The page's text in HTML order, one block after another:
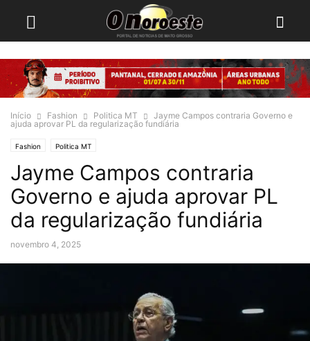
Início Fashion Politica MT
Jayme Campos contraria Governo e
ajuda aprovar PL da regularização fundiária
Fashion Politica MT
Jayme Campos contraria
Governo e ajuda aprovar PL
da regularização fundiária
novembro 4, 2025